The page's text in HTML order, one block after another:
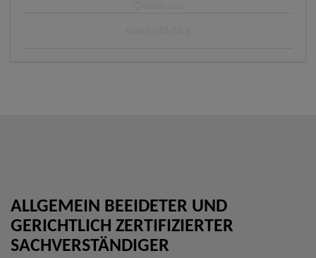
ALLGEMEIN BEEIDETER UND
GERICHTLICH ZERTIFIZIERTER
SACHVERSTÄNDIGER